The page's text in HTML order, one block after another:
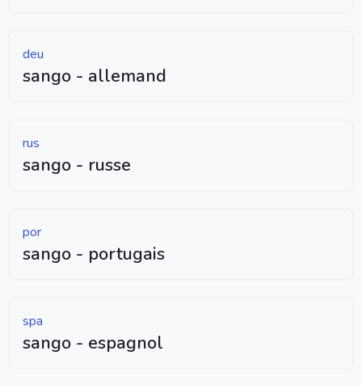
deu
sango - allemand
rus
sango - russe
por
sango - portugais
spa
sango - espagnol